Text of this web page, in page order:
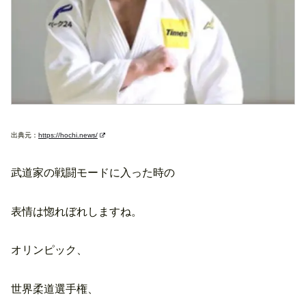
出典元： https://hochi.news/
武道家の戦闘モードに入った時の
表情は惚れぼれしますね。
オリンピック、
世界柔道選手権、